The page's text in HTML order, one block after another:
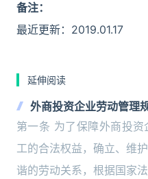
备注：
最近更新：2019.01.17
延伸阅读
外商投资企业劳动管理
第一条 为了保障外商投
工的合法权益，确立、维
谐的劳动关系，根据国家